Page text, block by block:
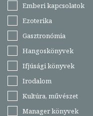
Emberi kapcsolatok
Ezoterika
Gasztronómia
Hangoskönyvek
Ifjúsági könyvek
Irodalom
Kultúra, művészet
Manager könyvek